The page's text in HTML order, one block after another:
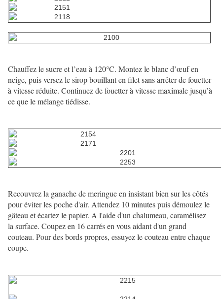
Chauffez le sucre et l’eau à 120°C. Montez le blanc d’œuf en
neige, puis versez le sirop bouillant en filet sans arrêter de fouetter
à vitesse réduite. Continuez de fouetter à vitesse maximale jusqu’à
ce que le mélange tiédisse.
Recouvrez la ganache de meringue en insistant bien sur les côtés
pour éviter les poche d'air. Attendez 10 minutes puis démoulez le
gâteau et écartez le papier. A l'aide d'un chalumeau, caramélisez
la surface. Coupez en 16 carrés en vous aidant d'un grand
couteau. Pour des bords propres, essuyez le couteau entre chaque
coupe.